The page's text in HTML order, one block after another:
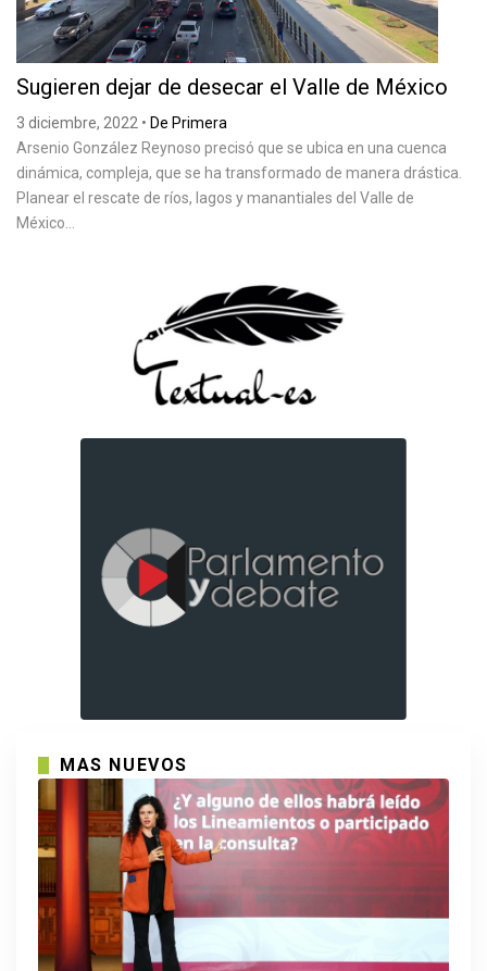
Sugieren dejar de desecar el Valle de México
3 diciembre, 2022 • De Primera
Arsenio González Reynoso precisó que se ubica en una cuenca
dinámica, compleja, que se ha transformado de manera drástica.
Planear el rescate de ríos, lagos y manantiales del Valle de
México...
MAS NUEVOS